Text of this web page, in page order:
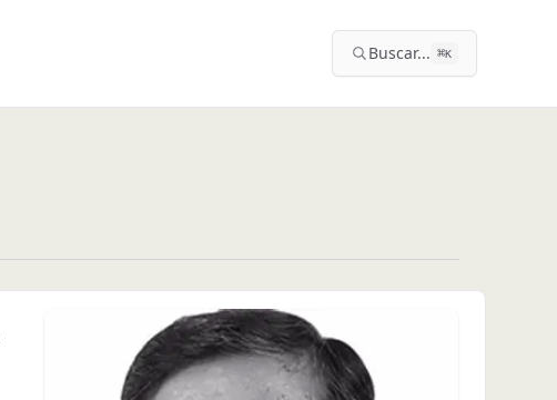
Buscar... ⌘K